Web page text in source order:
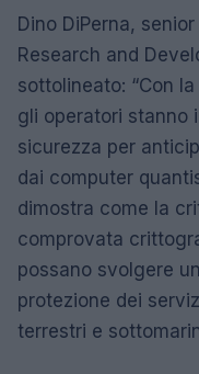
Dino DiPerna,
Research and
sottolineato: “Con
gli operatori stanno
sicurezza per
dai computer
dimostra come la
comprovata
possano svolgere
protezione dei
terrestri e